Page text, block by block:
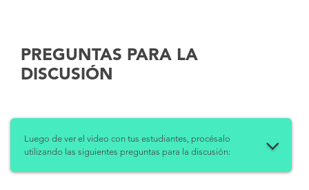
PREGUNTAS PARA LA
DISCUSIÓN
Luego de ver el video con tus estudiantes, procésalo
utilizando las siguientes preguntas para la discusión: